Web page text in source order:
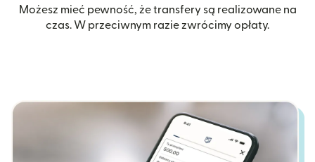
Możesz mieć pewność, że transfery są realizowane na
czas. W przeciwnym razie zwrócimy opłaty.